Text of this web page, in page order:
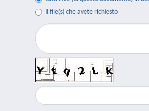
il file(s) che avete richiesto